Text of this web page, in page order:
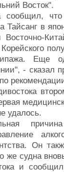
Восток".
сообщил,
Тайсанг в
Восточно-
Еще
- сказал
удалось.
Он
же судна
и